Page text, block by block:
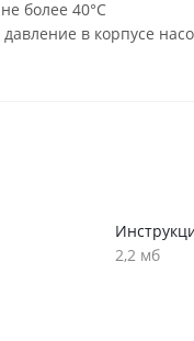
более 40°C
в корпусе
2,2 мб